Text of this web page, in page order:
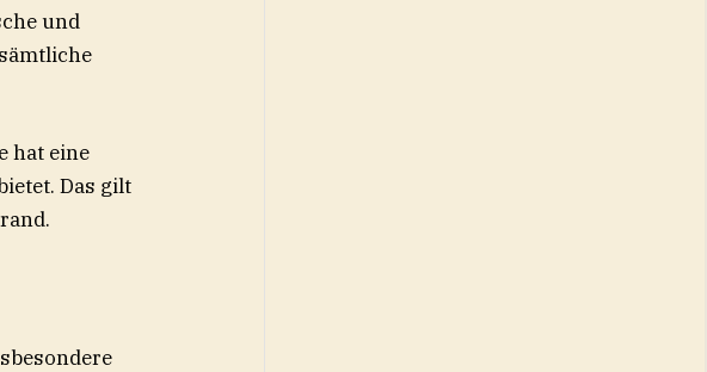
und
hat eine
Das gilt